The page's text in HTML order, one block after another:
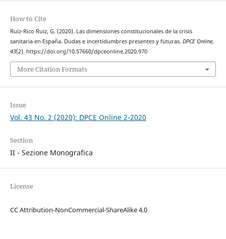
How to Cite
Ruiz-Rico Ruiz, G. (2020). Las dimensiones constitucionales de la crisis
sanitaria en España. Dudas e incertidumbres presentes y futuras. DPCE Online,
43(2). https://doi.org/10.57660/dpceonline.2020.970
More Citation Formats
Issue
Vol. 43 No. 2 (2020): DPCE Online 2-2020
Section
II - Sezione Monografica
License
CC Attribution-NonCommercial-ShareAlike 4.0